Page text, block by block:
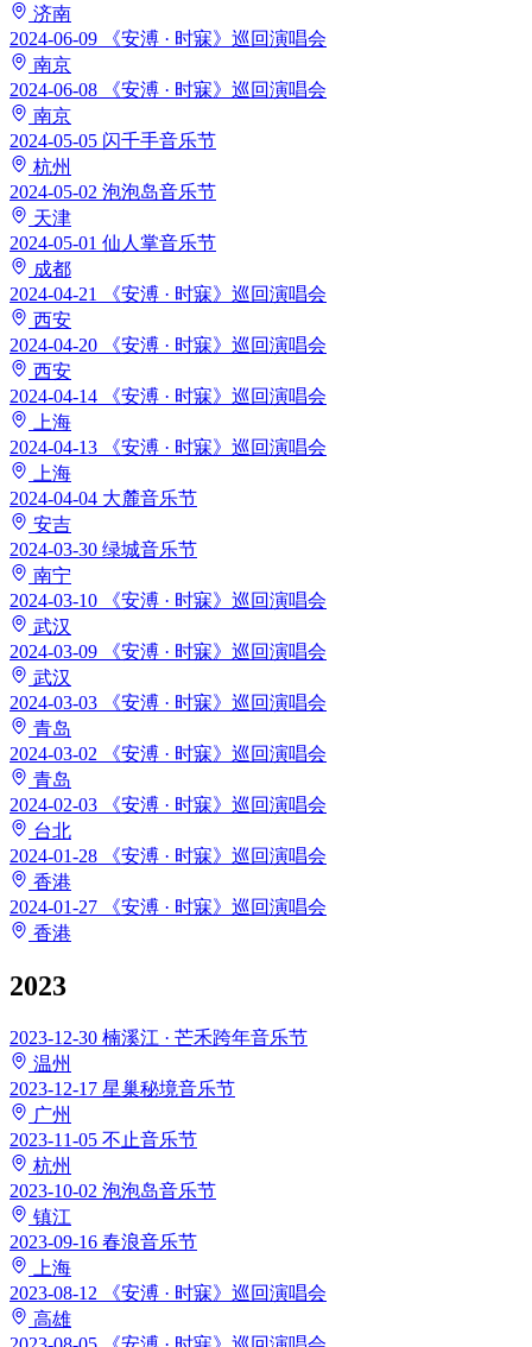
济南
2024-06-09
《安溥 · 时寐》巡回演唱会
南京
2024-06-08
《安溥 · 时寐》巡回演唱会
南京
2024-05-05 闪千手音乐节
杭州
2024-05-02 泡泡岛音乐节
天津
2024-05-01 仙人掌音乐节
成都
2024-04-21
《安溥 · 时寐》巡回演唱会
西安
2024-04-20
《安溥 · 时寐》巡回演唱会
西安
2024-04-14
《安溥 · 时寐》巡回演唱会
上海
2024-04-13
《安溥 · 时寐》巡回演唱会
上海
2024-04-04 大麓音乐节
安吉
2024-03-30 绿城音乐节
南宁
2024-03-10
《安溥 · 时寐》巡回演唱会
武汉
2024-03-09
《安溥 · 时寐》巡回演唱会
武汉
2024-03-03
《安溥 · 时寐》巡回演唱会
青岛
2024-03-02
《安溥 · 时寐》巡回演唱会
青岛
2024-02-03
《安溥 · 时寐》巡回演唱会
台北
2024-01-28
《安溥 · 时寐》巡回演唱会
香港
2024-01-27
《安溥 · 时寐》巡回演唱会
香港
2023
2023-12-30 楠溪江 · 芒禾跨年音乐节
温州
2023-12-17 星巢秘境音乐节
广州
2023-11-05 不止音乐节
杭州
2023-10-02 泡泡岛音乐节
镇江
2023-09-16 春浪音乐节
上海
2023-08-12
《安溥 · 时寐》巡回演唱会
高雄